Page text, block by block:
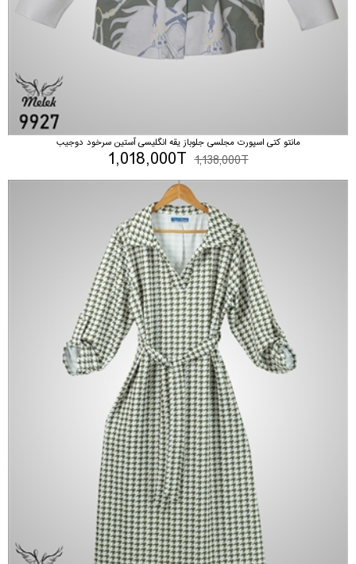
مانتو کتی اسپورت مجلسی جلوباز یقه انگلیسی آستین سرخود دوجیب
1,138,000T
1,018,000T